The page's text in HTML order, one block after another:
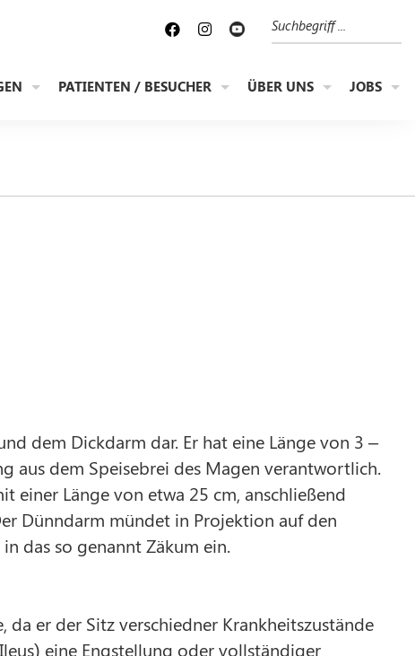
Suche
PATIENTEN / BESUCHER ÜBER UNS JOBS
dem Dickdarm dar. Er hat eine Länge von 3 –
aus dem Speisebrei des Magen verantwortlich.
einer Länge von etwa 25 cm, anschließend
Dünndarm mündet in Projektion auf den
das so genannt Zäkum ein.
er der Sitz verschiedner Krankheitszustände
eine Engstellung oder vollständiger